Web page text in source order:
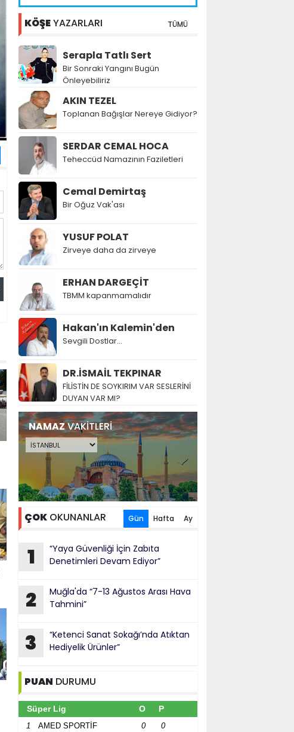
KÖŞEYAZARLARI TÜMÜ
Serapla Tatlı Sert
Bir Sonraki Yangını Bugün
Önleyebiliriz
AKIN TEZEL
Toplanan Bağışlar Nereye Gidiyor?
SERDAR CEMAL HOCA
Teheccüd Namazının Faziletleri
Cemal Demirtaş
Bir Oğuz Vak'ası
YUSUF POLAT
Zirveye daha da zirveye
ERHAN DARGEÇİT
TBMM kapanmamalıdır
Hakan'ın Kalemin'den
Sevgili Dostlar...
DR.İSMAİL TEKPINAR
FİLİSTİN DE SOYKIRIM VAR SESLERİNİ
DUYAN VAR MI?
NAMAZVAKİTLERİ
ÇOK OKUNANLAR Gün Hafta Ay
1
“Yaya Güvenliği İçin Zabıta
Denetimleri Devam Ediyor”
2
Muğla'da “7-13 Ağustos Arası Hava
Tahmini”
3
“Ketenci Sanat Sokağı’nda Atıktan
Hediyelik Ürünler”
PUAN DURUMU
Süper Lig O P
1
AMED SPORTİF
0 0